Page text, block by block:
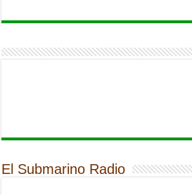
El Submarino Radio